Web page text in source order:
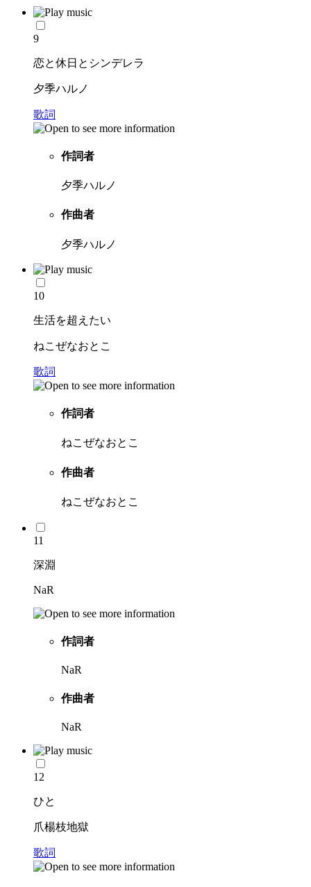
9
恋と休日とシンデレラ
夕季ハルノ
歌詞
作詞者
夕季ハルノ
作曲者
夕季ハルノ
10
生活を超えたい
ねこぜなおとこ
歌詞
作詞者
ねこぜなおとこ
作曲者
ねこぜなおとこ
11
深淵
NaR
作詞者
NaR
作曲者
NaR
12
ひと
爪楊枝地獄
歌詞